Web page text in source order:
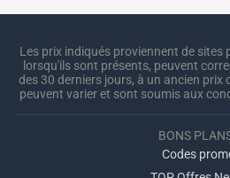
Les prix indiqués proviennent de sites
lorsqu'ils sont présents, peuvent
des 30 derniers jours, à un ancien prix
peuvent varier et sont soumis aux
BONS
Codes